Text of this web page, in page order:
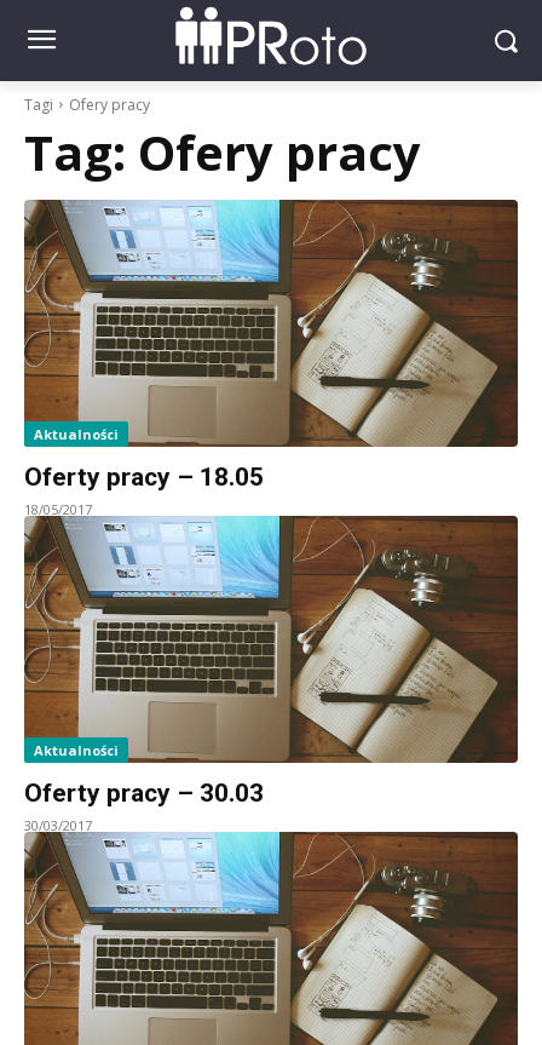
Tagi Ofery pracy
Tag: Ofery pracy
Aktualności
Oferty pracy – 18.05
18/05/2017
Aktualności
Oferty pracy – 30.03
30/03/2017